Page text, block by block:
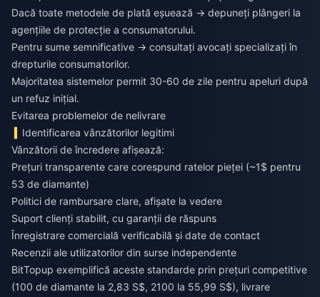
Dacă toate metodele de plată eșuează → depuneți plângeri la
agențiile de protecție a consumatorului.
Pentru sume semnificative → consultați avocați specializați în
drepturile consumatorilor.
Majoritatea sistemelor permit 30-60 de zile pentru apeluri după
un refuz inițial.
Evitarea problemelor de nelivrare
Identificarea vânzătorilor legitimi
Vânzătorii de încredere afișează:
Prețuri transparente care corespund ratelor pieței (~1$ pentru
53 de diamante)
Politici de rambursare clare, afișate la vedere
Suport clienți stabilit, cu garanții de răspuns
Înregistrare comercială verificabilă și date de contact
Recenzii ale utilizatorilor din surse independente
BitTopup exemplifică aceste standarde prin prețuri competitive
(100 de diamante la 2,83 S$, 2100 la 55,99 S$), livrare